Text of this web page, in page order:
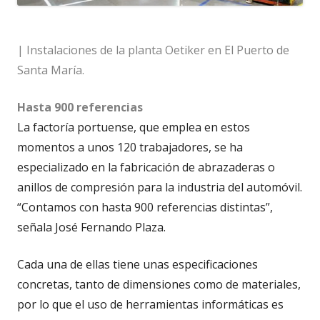
| Instalaciones de la planta Oetiker en El Puerto de
Santa María.
Hasta 900 referencias
La factoría portuense, que emplea en estos
momentos a unos 120 trabajadores, se ha
especializado en la fabricación de abrazaderas o
anillos de compresión para la industria del automóvil.
“Contamos con hasta 900 referencias distintas”,
señala José Fernando Plaza.
Cada una de ellas tiene unas especificaciones
concretas, tanto de dimensiones como de materiales,
por lo que el uso de herramientas informáticas es